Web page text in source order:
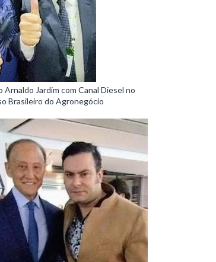
Arnaldo Jardim com Canal Diesel no
Brasileiro do Agronegócio